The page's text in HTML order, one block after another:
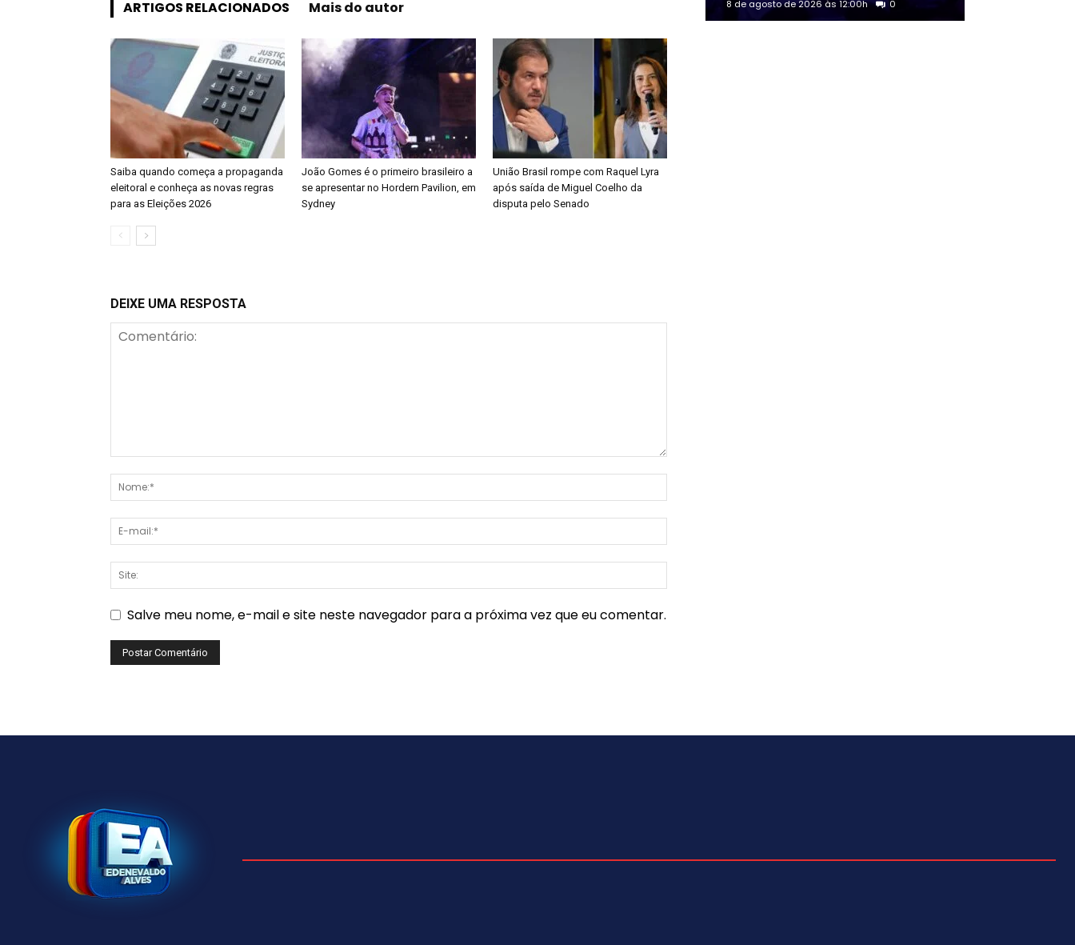
ARTIGOS RELACIONADOS Mais do autor
Saiba quando começa a propaganda
eleitoral e conheça as novas regras
para as Eleições 2026
João Gomes é o primeiro brasileiro a
se apresentar no Hordern Pavilion, em
Sydney
União Brasil rompe com Raquel Lyra
após saída de Miguel Coelho da
disputa pelo Senado
DEIXE UMA RESPOSTA
Salve meu nome, e-mail e site neste navegador para a próxima vez que eu comentar.
8 de agosto de 2026 às 12:00h 0